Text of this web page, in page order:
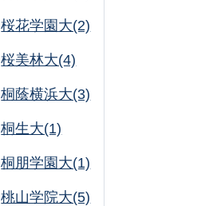
桜花学園大(2)
桜美林大(4)
桐蔭横浜大(3)
桐生大(1)
桐朋学園大(1)
桃山学院大(5)